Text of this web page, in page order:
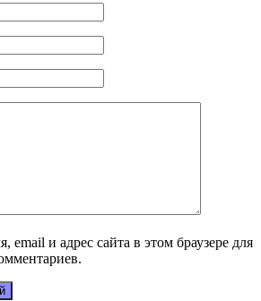
email и адрес сайта в этом браузере для